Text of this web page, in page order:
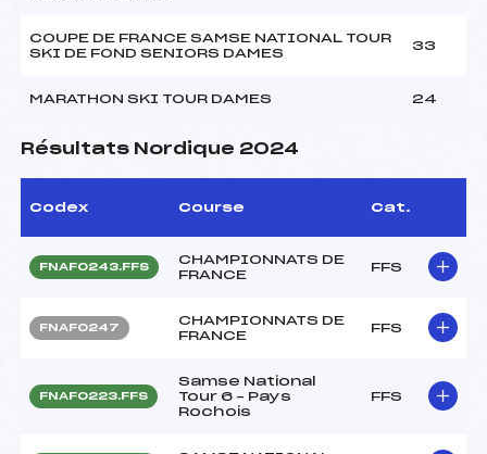
COUPE DE FRANCE SAMSE NATIONAL TOUR
SKI DE FOND SENIORS DAMES
33
MARATHON SKI TOUR DAMES 24
Résultats Nordique 2024
Codex Course Cat.
FNAF0243.FFS
CHAMPIONNATS DE
FRANCE
FFS
FNAF0247
CHAMPIONNATS DE
FRANCE
FFS
FNAF0223.FFS
Samse National
Tour 6 – Pays
Rochois
FFS